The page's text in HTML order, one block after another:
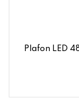
Plafon LED